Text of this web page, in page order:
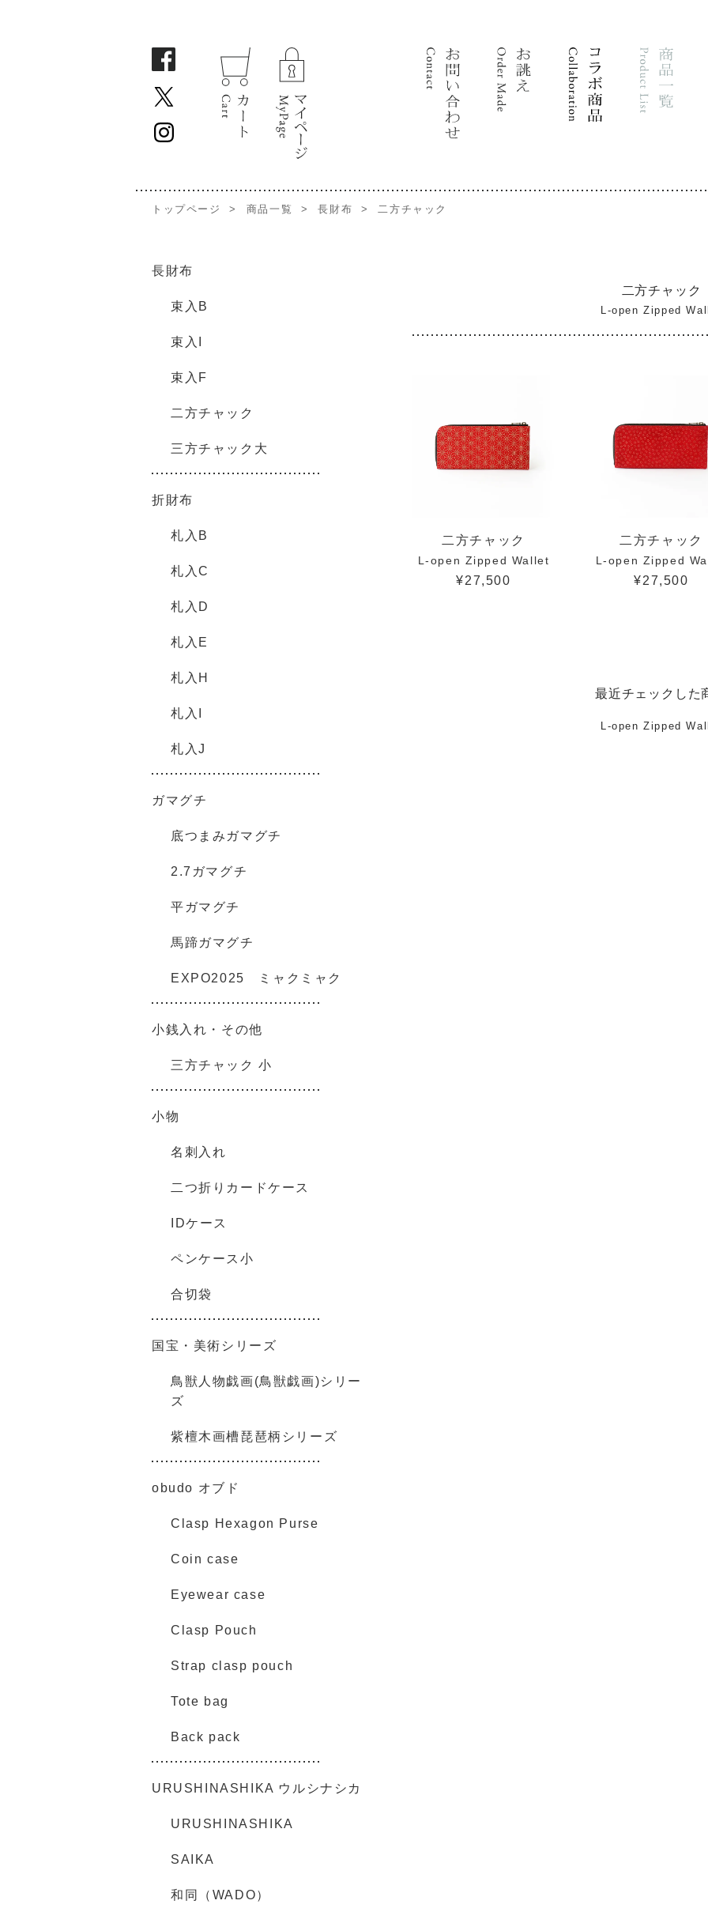
トップページ > 商品一覧 > 長財布 > 二方チャック
二方チャック
L-open Zipped
二方チャック
L-open Zipped Wallet
¥27,500
二方チャック
L-open Zipped
¥27,500
最近チェックした
L-open Zipped
長財布
束入B
束入I
束入F
二方チャック
三方チャック大
折財布
札入B
札入C
札入D
札入E
札入H
札入I
札入J
ガマグチ
底つまみガマグチ
2.7ガマグチ
平ガマグチ
馬蹄ガマグチ
EXPO2025 ミャクミャク
小銭入れ・その他
三方チャック 小
小物
名刺入れ
二つ折りカードケース
IDケース
ペンケース小
合切袋
国宝・美術シリーズ
鳥獣人物戯画(鳥獣戯画)シリー
ズ
紫檀木画槽琵琶柄シリーズ
obudo オブド
Clasp Hexagon Purse
Coin case
Eyewear case
Clasp Pouch
Strap clasp pouch
Tote bag
Back pack
URUSHINASHIKA ウルシナシカ
URUSHINASHIKA
SAIKA
和同（WADO）